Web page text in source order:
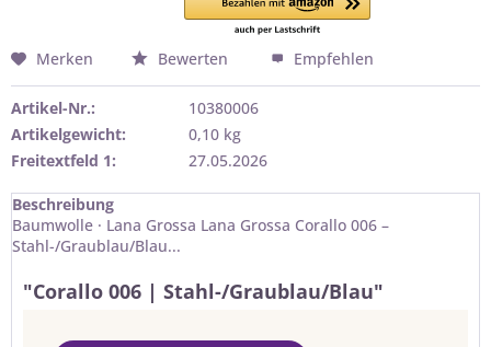
Merken Bewerten Empfehlen
Artikel-Nr.:
10380006
Artikelgewicht:
0,10 kg
Freitextfeld 1:
27.05.2026
Beschreibung
Baumwolle · Lana Grossa Lana Grossa Corallo 006 –
Stahl-/Graublau/Blau...
"Corallo 006 | Stahl-/Graublau/Blau"